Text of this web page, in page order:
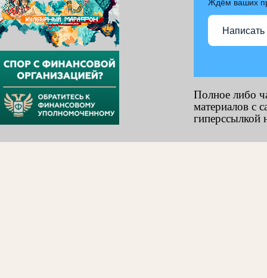
Ждём ваших
Написать
Полное либо
материалов с
гиперссылкой